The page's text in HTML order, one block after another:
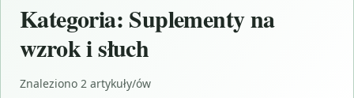
Kategoria: Suplementy na
wzrok i słuch
Znaleziono 2 artykuły/ów